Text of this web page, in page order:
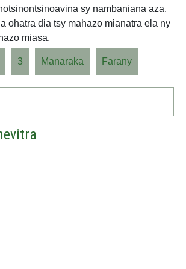
sy nambaniana aza.
ohatra dia tsy mahazo mianatra ela ny
miasa,
3 Manaraka Farany